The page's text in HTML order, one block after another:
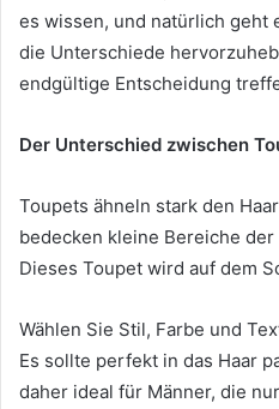
es wissen, und natürlich geht
die Unterschiede
endgültige Entscheidung
Der Unterschied zwischen
Toupets ähneln stark den
bedecken kleine Bereiche der
Dieses Toupet wird auf dem
Wählen Sie Stil, Farbe und
Es sollte perfekt in das Haar
daher ideal für Männer, die